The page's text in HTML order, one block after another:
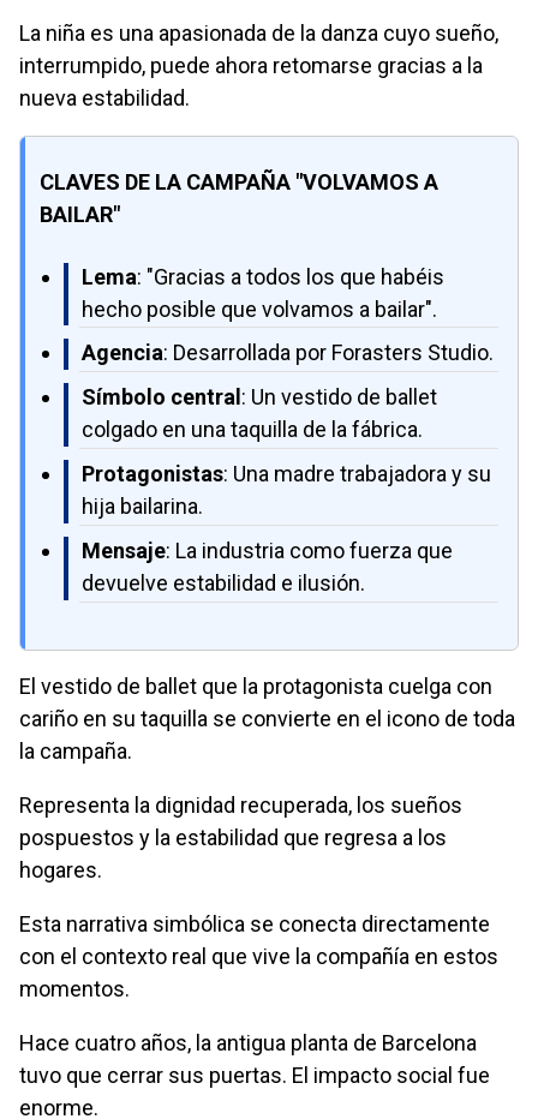
La niña es una apasionada de la danza cuyo sueño,
interrumpido, puede ahora retomarse gracias a la
nueva estabilidad.
CLAVES DE LA CAMPAÑA "VOLVAMOS A
BAILAR"
Lema: "Gracias a todos los que habéis
hecho posible que volvamos a bailar".
Agencia: Desarrollada por Forasters Studio.
Símbolo central : Un vestido de ballet
colgado en una taquilla de la fábrica.
Protagonistas: Una madre trabajadora y su
hija bailarina.
Mensaje: La industria como fuerza que
devuelve estabilidad e ilusión.
El vestido de ballet que la protagonista cuelga con
cariño en su taquilla se convierte en el icono de toda
la campaña.
Representa la dignidad recuperada, los sueños
pospuestos y la estabilidad que regresa a los
hogares.
Esta narrativa simbólica se conecta directamente
con el contexto real que vive la compañía en estos
momentos.
Hace cuatro años, la antigua planta de Barcelona
tuvo que cerrar sus puertas. El impacto social fue
enorme.